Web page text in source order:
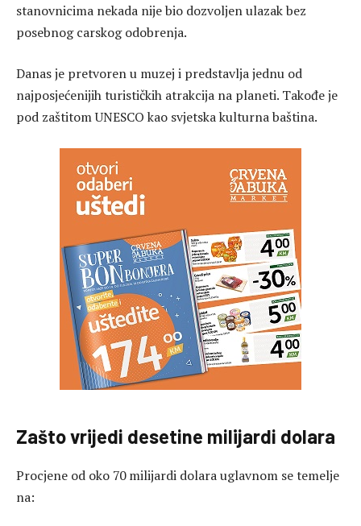
stanovnicima nekada nije bio dozvoljen ulazak bez
posebnog carskog odobrenja.
Danas je pretvoren u muzej i predstavlja jednu od
najposjećenijih turističkih atrakcija na planeti. Takođe je
pod zaštitomUNESCO kao svjetska kulturna baština.
Zašto vrijedi desetine milijardi dolara
Procjene od oko 70 milijardi dolara uglavnom se temelje
na: